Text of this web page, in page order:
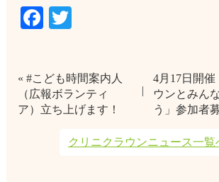
Facebook
Twitter
« #こども時間案内人
（広報ボランティ
ア）立ち上げます！
4月17日開
ウンとみん
う」参加者
クリニクラウンニュース一覧